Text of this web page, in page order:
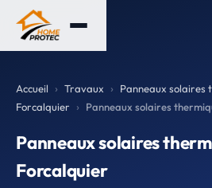
Accueil Travaux
Panneaux solaires
Forcalquier
Panneaux solaires
Panneaux solaires
Forcalquier